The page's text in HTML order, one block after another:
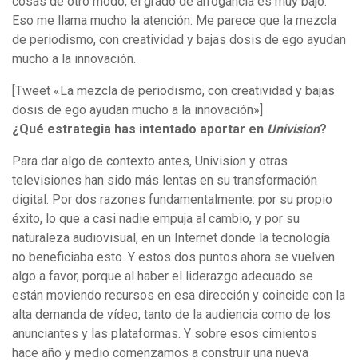
Eso me llama mucho la atención. Me parece que la mezcla
de periodismo, con creatividad y bajas dosis de ego ayudan
mucho a la innovación.
[Tweet «La mezcla de periodismo, con creatividad y bajas
dosis de ego ayudan mucho a la innovación»]
¿Qué estrategia has intentado aportar en Univision?
Para dar algo de contexto antes, Univision y otras
televisiones han sido más lentas en su transformación
digital. Por dos razones fundamentalmente: por su propio
éxito, lo que a casi nadie empuja al cambio, y por su
naturaleza audiovisual, en un Internet donde la tecnología
no beneficiaba esto. Y estos dos puntos ahora se vuelven
algo a favor, porque al haber el liderazgo adecuado se
están moviendo recursos en esa dirección y coincide con la
alta demanda de vídeo, tanto de la audiencia como de los
anunciantes y las plataformas. Y sobre esos cimientos
hace año y medio comenzamos a construir una nueva